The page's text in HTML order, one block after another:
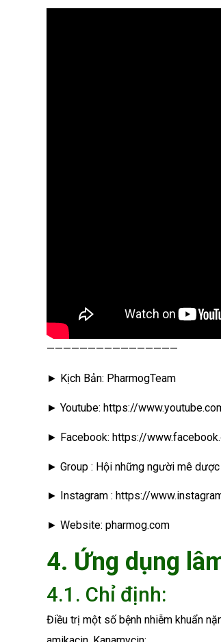
————————————————
► Kịch Bản: PharmogTeam
► Youtube: https://
► Facebook: https://
► Group : Hội những người mê
► Instagram : https://
► Website: pharmog.com
4. Ứng dụng
4.1. Chỉ định:
Điều trị một số bệnh nhiễm khuẩn